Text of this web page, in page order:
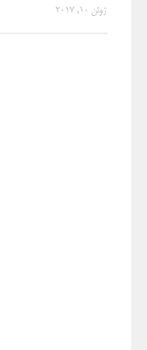
ژوئن 10, 2017